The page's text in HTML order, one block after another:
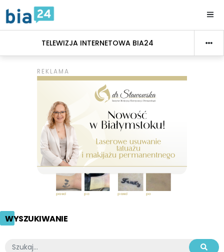
TELEWIZJA INTERNETOWA BIA24
WYSZUKIWANIE